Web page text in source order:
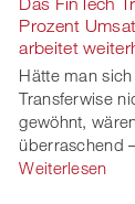
Prozent
arbeitet
Hätte man
Transferwise
gewöhnt,
überraschend
Weiterlesen